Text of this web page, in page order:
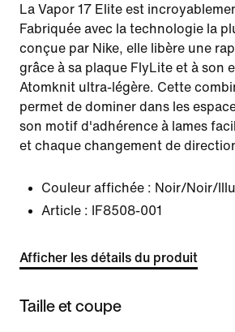
La Vapor 17 Elite est
Fabriquée avec la technologie la
conçue par Nike, elle libère une
grâce à sa plaque FlyLite et à son
Atomknit ultra-légère. Cette
permet de dominer dans les
son motif d'adhérence à lames
et chaque changement de
Couleur affichée : Noir/Noir/
Article :
IF8508-001
Afficher les détails du produit
Taille et coupe